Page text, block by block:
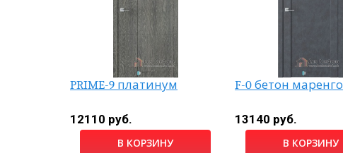
PRIME-9 платинум
12110 руб.
В КОРЗИНУ
F-0 бетон маренго
13140 руб.
В КОРЗИНУ